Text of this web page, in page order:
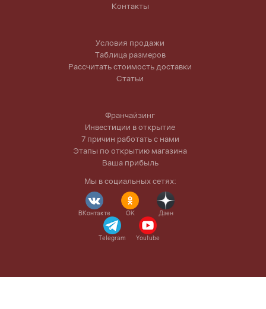
Контакты
Условия продажи
Таблица размеров
Рассчитать стоимость доставки
Статьи
Франчайзинг
Инвестиции в открытие
7 причин работать с нами
Этапы по открытию магазина
Ваша прибыль
Мы в социальных сетях:
ВКонтакте OK Дзен
Telegram Youtube